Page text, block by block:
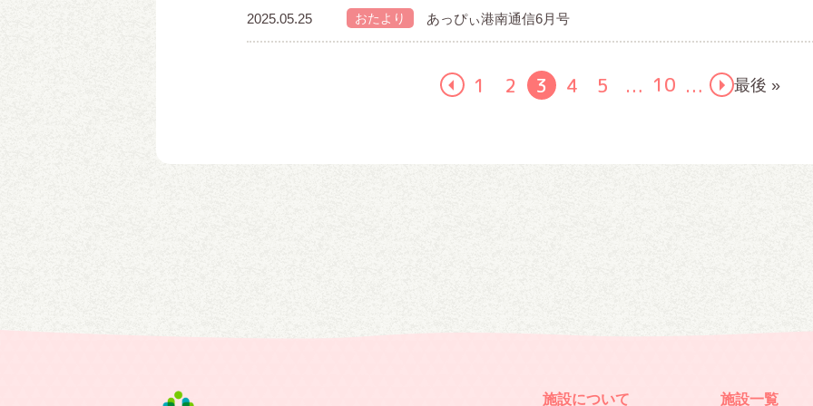
2025.05.25 おたより あっぴぃ港南通信6月号
1 2 3 4 5 … 10 … 最後 »
施設について 施設一覧